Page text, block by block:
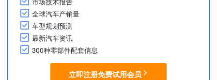
全球汽车产销量
车型规划预测
最新汽车资讯
300种零部件配套信息
立即注册免费试用会员